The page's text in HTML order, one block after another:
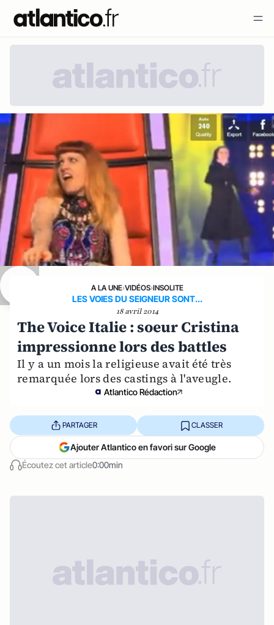
A LA UNE›VIDÉOS›INSOLITE
LES VOIES DU SEIGNEUR SONT...
18 avril 2014
The Voice Italie : soeur Cristina
impressionne lors des battles
Il y a un mois la religieuse avait été très
remarquée lors des castings à l'aveugle.
Atlantico Rédaction
Écoutez cet article0:00min
PARTAGER CLASSER
Ajouter Atlantico en favori sur Google